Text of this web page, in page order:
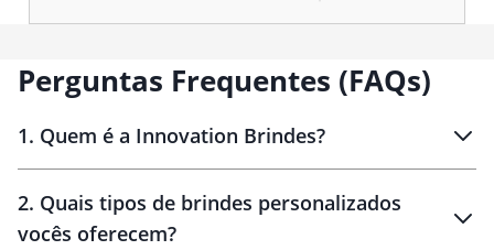
Perguntas Frequentes (FAQs)
1. Quem é a Innovation Brindes?
Brindes personalizados
2. Quais tipos de brindes personalizados
vocês oferecem?